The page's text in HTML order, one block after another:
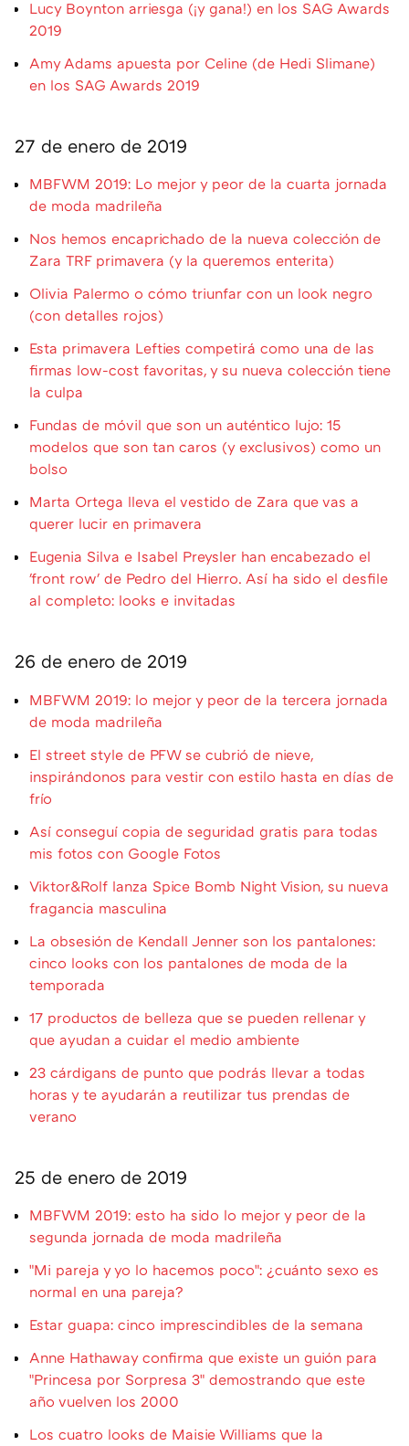
Lucy Boynton arriesga (¡y gana!) en los SAG Awards
2019
Amy Adams apuesta por Celine (de Hedi Slimane)
en los SAG Awards 2019
27 de enero de 2019
MBFWM 2019: Lo mejor y peor de la cuarta jornada
de moda madrileña
Nos hemos encaprichado de la nueva colección de
Zara TRF primavera (y la queremos enterita)
Olivia Palermo o cómo triunfar con un look negro
(con detalles rojos)
Esta primavera Lefties competirá como una de las
firmas low-cost favoritas, y su nueva colección tiene
la culpa
Fundas de móvil que son un auténtico lujo: 15
modelos que son tan caros (y exclusivos) como un
bolso
Marta Ortega lleva el vestido de Zara que vas a
querer lucir en primavera
Eugenia Silva e Isabel Preysler han encabezado el
'front row' de Pedro del Hierro. Así ha sido el desfile
al completo: looks e invitadas
26 de enero de 2019
MBFWM 2019: lo mejor y peor de la tercera jornada
de moda madrileña
El street style de PFW se cubrió de nieve,
inspirándonos para vestir con estilo hasta en días de
frío
Así conseguí copia de seguridad gratis para todas
mis fotos con Google Fotos
Viktor&Rolf lanza Spice Bomb Night Vision, su nueva
fragancia masculina
La obsesión de Kendall Jenner son los pantalones:
cinco looks con los pantalones de moda de la
temporada
17 productos de belleza que se pueden rellenar y
que ayudan a cuidar el medio ambiente
23 cárdigans de punto que podrás llevar a todas
horas y te ayudarán a reutilizar tus prendas de
verano
25 de enero de 2019
MBFWM 2019: esto ha sido lo mejor y peor de la
segunda jornada de moda madrileña
"Mi pareja y yo lo hacemos poco": ¿cuánto sexo es
normal en una pareja?
Estar guapa: cinco imprescindibles de la semana
Anne Hathaway confirma que existe un guión para
"Princesa por Sorpresa 3" demostrando que este
año vuelven los 2000
Los cuatro looks de Maisie Williams que la